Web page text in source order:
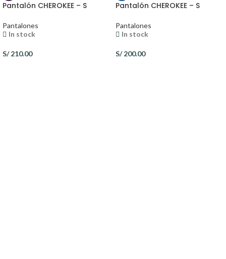
Pantalón CHEROKEE – S
Pantalones
In stock
S/210.00
Pantalón CHEROKEE – S
Pantalones
In stock
S/200.00